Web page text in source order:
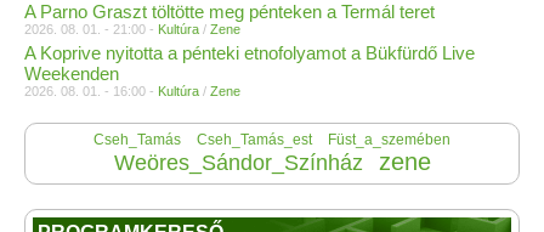
A Parno Graszt töltötte meg pénteken a Termál teret
2026. 08. 01. - 21:00 - Kultúra / Zene
A Koprive nyitotta a pénteki etnofolyamot a Bükfürdő Live
Weekenden
2026. 08. 01. - 16:00 - Kultúra / Zene
Cseh_Tamás Cseh_Tamás_est Füst_a_szemében
Weöres_Sándor_Színház zene